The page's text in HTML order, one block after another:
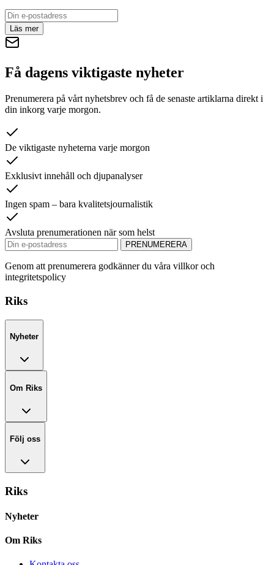
Läs mer
Få dagens viktigaste nyheter
Prenumerera på vårt nyhetsbrev och få de senaste artiklarna direkt i
din inkorg varje morgon.
De viktigaste nyheterna varje morgon
Exklusivt innehåll och djupanalyser
Ingen spam – bara kvalitetsjournalistik
Avsluta prenumerationen när som helst
PRENUMERERA
Genom att prenumerera godkänner du våra villkor och
integritetspolicy
Riks
Nyheter
Om Riks
Följ oss
Riks
Nyheter
Om Riks